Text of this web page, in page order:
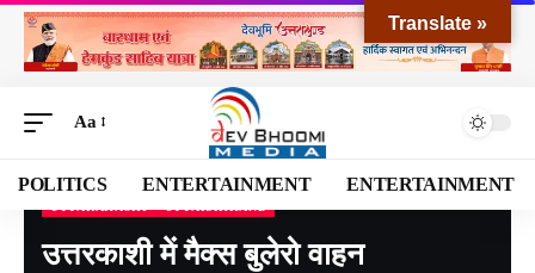
Aa
POLITICS ENTERTAINMENT ENTERTAINMENT
Devbhoomi Media>Blog>NATIONAL>UTTARAKHAND
उत्तरकाशी में मैक्स बुलेरो वाहन
Translate »